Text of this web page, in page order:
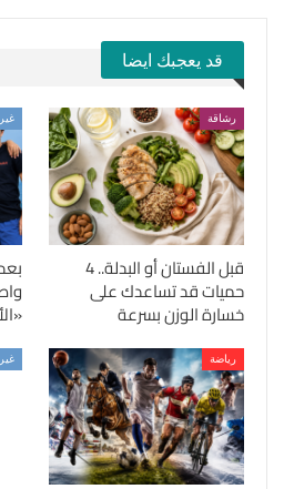
قد يعجبك ايضا
رشاقة
قبل الفستان أو البدلة.. 4
حميات قد تساعدك على
خسارة الوزن بسرعة
رياضة